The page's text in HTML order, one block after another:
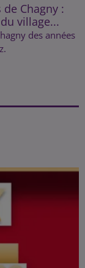
Chagny :
village...
des années